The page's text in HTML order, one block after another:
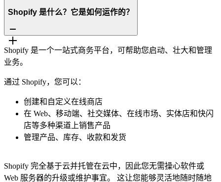
Shopify 是什么？它是如何运作的？
Shopify 是一个一站式商务平台，可帮助您启动、壮大和管理
业务。
通过 Shopify，您可以：
创建和自定义在线商店
在 Web、移动端、社交媒体、在线市场、实体店和快闪
店等多种渠道上销售产品
管理产品、库存、收款和发货
Shopify 完全基于云并托管在云中，因此您无需操心软件或
Web 服务器的升级或维护事宜。 这让您能够灵活地随时随地